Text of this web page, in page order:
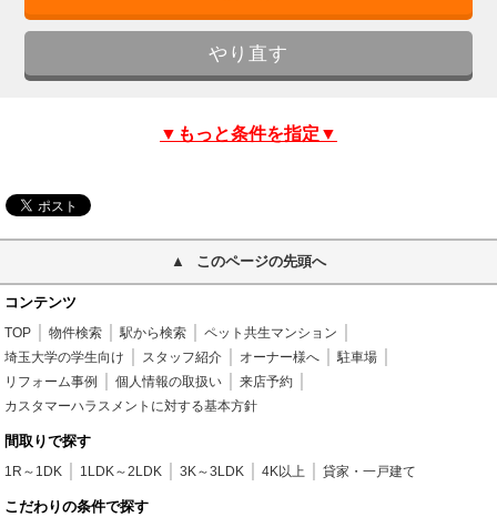
▼もっと条件を指定▼
このページの先頭へ
コンテンツ
TOP 物件検索 駅から検索
ペット共生マンション
埼玉大学の学生向け
スタッフ紹介 オーナー様へ
駐車場
リフォーム事例
個人情報の取扱い
来店予約
カスタマーハラスメントに対する基本方針
間取りで探す
1R～1DK 1LDK～2LDK 3K～3LDK 4K以上 貸家・一戸建て
こだわりの条件で探す